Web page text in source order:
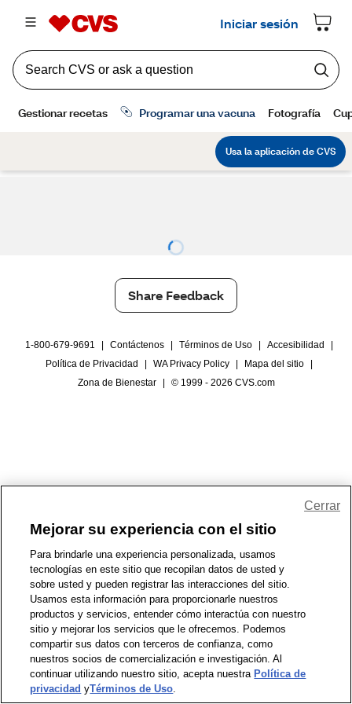
Share Feedback
1-800-679-9691 Contáctenos Términos de Uso Accesibilidad
Política de Privacidad
WA Privacy Policy Mapa del sitio
Zona de Bienestar
© 1999 - 2026 CVS.com
Mejorar su experiencia con el sitio
Para brindarle una experiencia personalizada, usamos
tecnologías en este sitio que recopilan datos de usted y
sobre usted y pueden registrar las interacciones del sitio.
Usamos esta información para proporcionarle nuestros
productos y servicios, entender cómo interactúa con nuestro
sitio y mejorar los servicios que le ofrecemos. Podemos
compartir sus datos con terceros de confianza, como
nuestros socios de comercialización e investigación. Al
continuar utilizando nuestro sitio, acepta nuestra Política de
privacidad yTérminos de Uso.
Cerrar